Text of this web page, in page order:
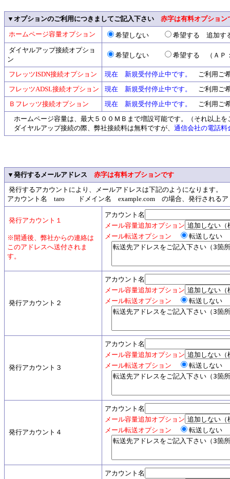
▼オプションのご利用につきましてご記入下さい 赤字は有料オプション
ホームページ容量オプション
希望しない
希望する 追加す
ダイヤルアップ接続オプショ
ン
希望しない 希望する （ＡＰ
フレッツISDN接続オプション 現在 新規受付停止中です。
ご利用ご
フレッツADSL接続オプション
現在 新規受付停止中です。
ご利用ご
Ｂフレッツ接続オプション
現在 新規受付停止中です。
ご利用ご
ホームページ容量は、最大５００ＭＢまで増設可能です。（それ以上
ダイヤルアップ接続の際、弊社接続料は無料ですが、 通信会社の電話料
▼発行するメールアドレス 赤字は有料オプションです
発行するアカウントにより、メールアドレスは下記のようになります。
アカウント名 taro ドメイン名 example.com の場合、発行されるア
発行アカウント１
※開通後、弊社からの連絡は
このアドレスへ送付されま
す。
アカウント名
メール容量追加オプション
メール転送オプション
転送しな
発行アカウント２
アカウント名
メール容量追加オプション
メール転送オプション
転送しな
発行アカウント３
アカウント名
メール容量追加オプション
メール転送オプション
転送しな
発行アカウント４
アカウント名
メール容量追加オプション
メール転送オプション
転送しな
アカウント名